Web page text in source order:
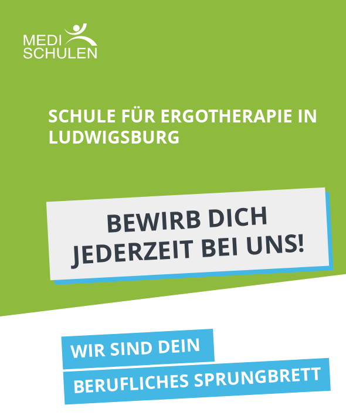
SCHULE FÜR ERGOTHERAPIE IN
LUDWIGSBURG
BEWIRB DICH
JEDERZEIT BEI UNS!
WIR SIND DEIN
BERUFLICHES SPRUNGBRETT